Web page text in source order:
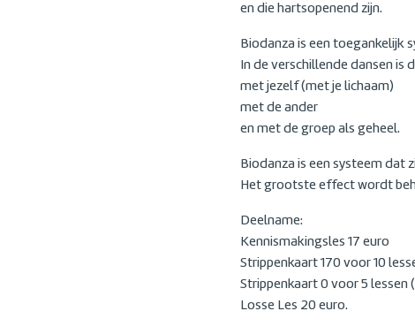
en die hartsopenend zijn.
Biodanza is een toegankelijk
In de verschillende dansen is
met jezelf (met je lichaam)
met de ander
en met de groep als geheel.
Biodanza is een systeem dat
Het grootste effect wordt
Deelname:
Kennismakingsles 17 euro
Strippenkaart 170 voor 10
Strippenkaart 0 voor 5 lessen
Losse Les 20 euro.